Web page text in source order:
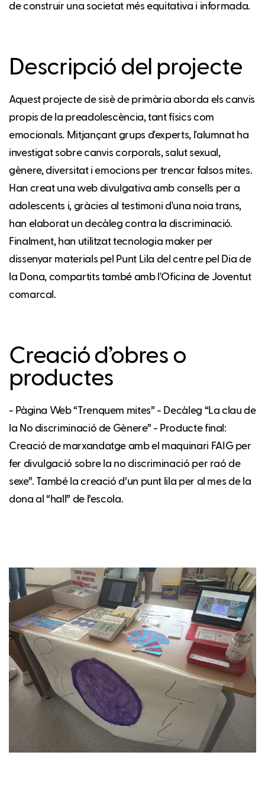
de construir una societat més equitativa i informada.
Descripció del projecte
Aquest projecte de sisè de primària aborda els canvis
propis de la preadolescència, tant físics com
emocionals. Mitjançant grups d'experts, l'alumnat ha
investigat sobre canvis corporals, salut sexual,
gènere, diversitat i emocions per trencar falsos mites.
Han creat una web divulgativa amb consells per a
adolescents i, gràcies al testimoni d'una noia trans,
han elaborat un decàleg contra la discriminació.
Finalment, han utilitzat tecnologia maker per
dissenyar materials pel Punt Lila del centre pel Dia de
la Dona, compartits també amb l'Oficina de Joventut
comarcal.
Creació d’obres o
productes
- Pàgina Web “Trenquem mites” - Decàleg “La clau de
la No discriminació de Gènere” - Producte final:
Creació de marxandatge amb el maquinari FAIG per
fer divulgació sobre la no discriminació per raó de
sexe”. També la creació d’un punt lila per al mes de la
dona al “hall” de l’escola.